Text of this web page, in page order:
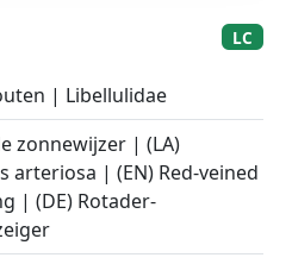
LC
| Libellulidae
zonnewijzer | (LA)
arteriosa | (EN) Red-veined
| (DE) Rotader-